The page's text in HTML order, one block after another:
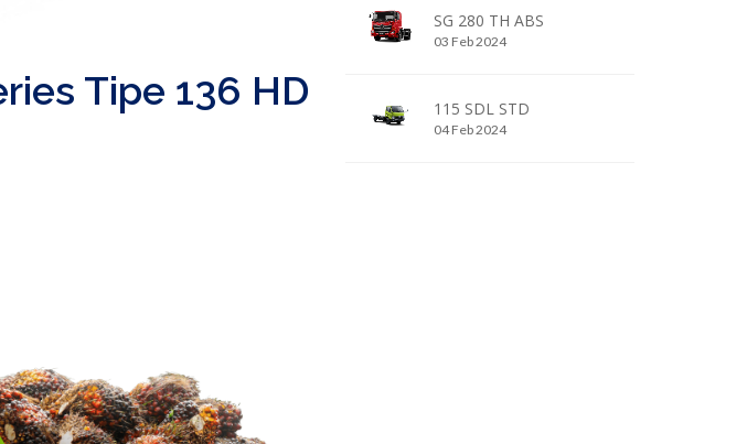
Tipe 136 HD
SG 280 TH ABS
03 Feb 2024
115 SDL STD
04 Feb 2024